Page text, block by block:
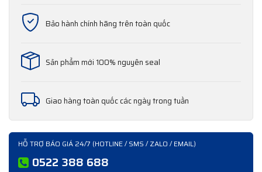
Bảo hành chính hãng trên toàn quốc
Sản phẩm mới 100% nguyên seal
Giao hàng toàn quốc các ngày trong tuần
HỖ TRỢ BÁO GIÁ 24/7 (HOTLINE / SMS / ZALO / EMAIL)
0522 388 688